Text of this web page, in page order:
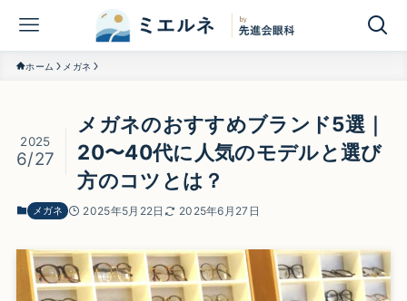
ホーム メガネ
メガネのおすすめブランド5選｜
20〜40代に人気のモデルと選び
方のコツとは？
2025
6/27
メガネ 2025年5月22日 2025年6月27日